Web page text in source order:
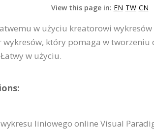
View this page in: EN TW CN
w użyciu kreatorowi
który pomaga w tworzeniu
w użyciu.
liniowego online Visual